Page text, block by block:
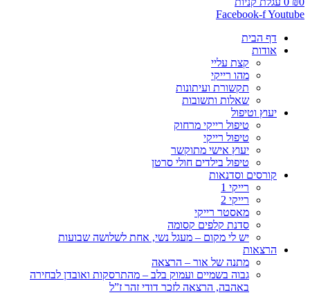
Facebook-fYoutube
דף הבית
אודות
קצת עליי
מהו רייקי
תקשורת ועיתונות
שאלות ותשובות
יעוץ וטיפול
טיפול רייקי מרחוק
טיפול רייקי
יעוץ אישי מתוקשר
טיפול בילדים חולי סרטן
קורסים וסדנאות
רייקי 1
רייקי 2
מאסטר רייקי
סדנת קלפים קסומה
יש לי מקום – מעגל נשי, אחת לשלושה שבועות
הרצאות
מתנה של אור – הרצאה
גבוה בשמיים ועמוק בלב – מהתרסקות ואובדן לבחירה
באהבה, הרצאה לזכר דודי זהר ז”ל